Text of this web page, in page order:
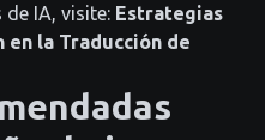
IA, visite: Estrategias
en la Traducción de